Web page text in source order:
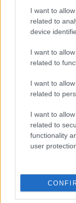
I want to
related to
device
I want to
related to
I want to
related to
I want to
related to
functionality
user
2022. december 7.
Családi kriptában
rajongók